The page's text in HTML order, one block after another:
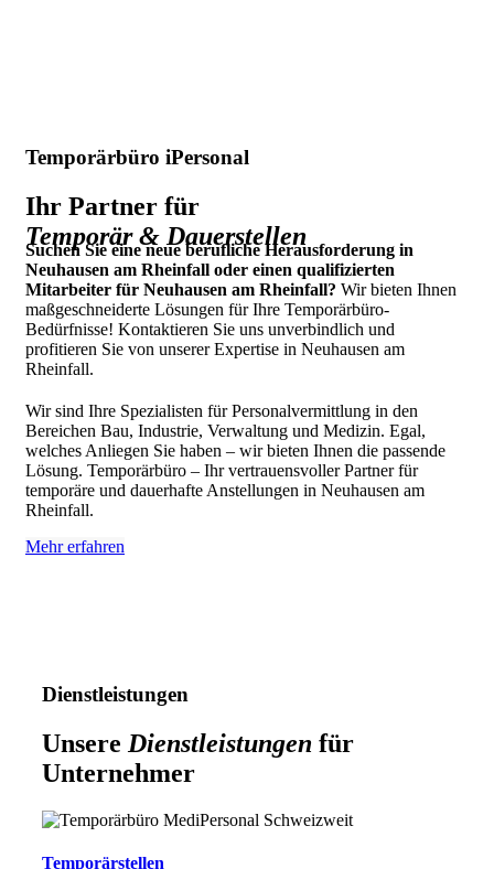
Temporärbüro iPersonal
Ihr Partner für
Temporär & Dauerstellen
Suchen Sie eine neue berufliche Herausforderung in
Neuhausen am Rheinfall oder einen qualifizierten
Mitarbeiter für Neuhausen am Rheinfall? Wir bieten Ihnen
maßgeschneiderte Lösungen für Ihre Temporärbüro-
Bedürfnisse! Kontaktieren Sie uns unverbindlich und
profitieren Sie von unserer Expertise in Neuhausen am
Rheinfall.
Wir sind Ihre Spezialisten für Personalvermittlung in den
Bereichen Bau, Industrie, Verwaltung und Medizin. Egal,
welches Anliegen Sie haben – wir bieten Ihnen die passende
Lösung. Temporärbüro – Ihr vertrauensvoller Partner für
temporäre und dauerhafte Anstellungen in Neuhausen am
Rheinfall.
Mehr erfahren
Dienstleistungen
Unsere Dienstleistungen für
Unternehmer
Temporärstellen